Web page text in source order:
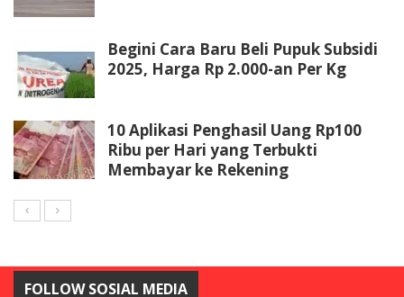
Begini Cara Baru Beli Pupuk Subsidi
2025, Harga Rp 2.000-an Per Kg
10 Aplikasi Penghasil Uang Rp100
Ribu per Hari yang Terbukti
Membayar ke Rekening
FOLLOW SOSIAL MEDIA